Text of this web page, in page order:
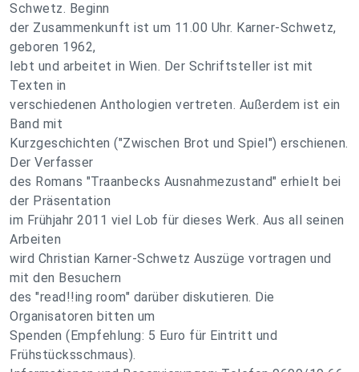
Schwetz. Beginn
der Zusammenkunft ist um 11.00 Uhr. Karner-Schwetz,
geboren 1962,
lebt und arbeitet in Wien. Der Schriftsteller ist mit
Texten in
verschiedenen Anthologien vertreten. Außerdem ist ein
Band mit
Kurzgeschichten ("Zwischen Brot und Spiel") erschienen.
Der Verfasser
des Romans "Traanbecks Ausnahmezustand" erhielt bei
der Präsentation
im Frühjahr 2011 viel Lob für dieses Werk. Aus all seinen
Arbeiten
wird Christian Karner-Schwetz Auszüge vortragen und
mit den Besuchern
des "read!!ing room" darüber diskutieren. Die
Organisatoren bitten um
Spenden (Empfehlung: 5 Euro für Eintritt und
Frühstücksschmaus).